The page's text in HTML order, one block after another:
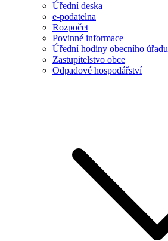
Úřední deska
e-podatelna
Rozpočet
Povinné informace
Úřední hodiny obecního úřadu
Zastupitelstvo obce
Odpadové hospodářství